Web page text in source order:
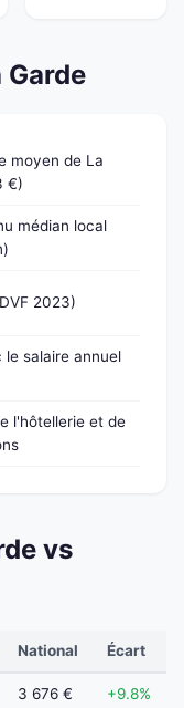
Garde
moyen de La
€)
médian local
2023)
le salaire annuel
l'hôtellerie et de
vs
National Écart
3 676 € +9.8%